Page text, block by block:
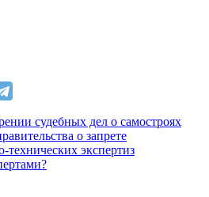
судебных дел о самостроях
о запрете
технических экспертиз